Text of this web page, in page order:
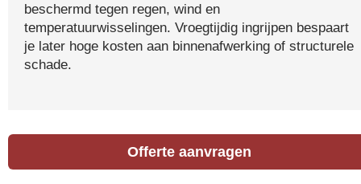
beschermd tegen regen, wind en
temperatuurwisselingen. Vroegtijdig ingrijpen bespaart
je later hoge kosten aan binnenafwerking of structurele
schade.
Offerte aanvragen